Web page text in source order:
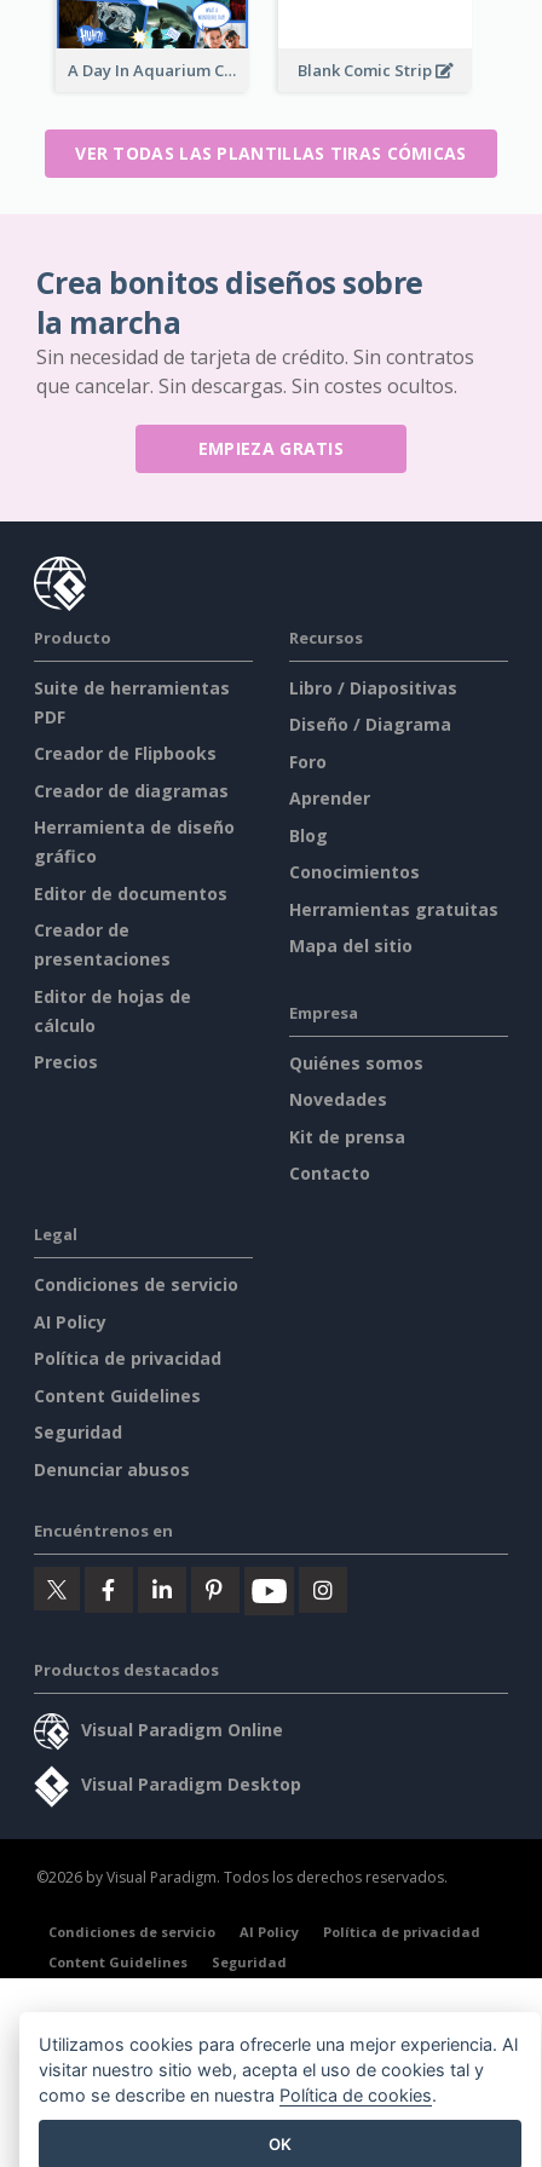
A Day In Aquarium Comic Strip Blank Comic Strip
VER TODAS LAS PLANTILLAS TIRAS CÓMICAS
Crea bonitos diseños sobre
la marcha
Sin necesidad de tarjeta de crédito. Sin contratos
que cancelar. Sin descargas. Sin costes ocultos.
EMPIEZA GRATIS
Producto
Suite de herramientas
PDF
Creador de Flipbooks
Creador de diagramas
Herramienta de diseño
gráfico
Editor de documentos
Creador de
presentaciones
Editor de hojas de
cálculo
Precios
Recursos
Libro / Diapositivas
Diseño / Diagrama
Foro
Aprender
Blog
Conocimientos
Herramientas gratuitas
Mapa del sitio
Empresa
Quiénes somos
Novedades
Kit de prensa
Contacto
Legal
Condiciones de servicio
AI Policy
Política de privacidad
Content Guidelines
Seguridad
Denunciar abusos
Encuéntrenos en
Productos destacados
Visual Paradigm Online
Visual Paradigm Desktop
©2026 by Visual Paradigm. Todos los derechos reservados.
Condiciones de servicio AI Policy
Política de privacidad
Content Guidelines
Seguridad
Utilizamos cookies para ofrecerle una mejor experiencia. Al
visitar nuestro sitio web, acepta el uso de cookies tal y
como se describe en nuestra Política de cookies.
OK